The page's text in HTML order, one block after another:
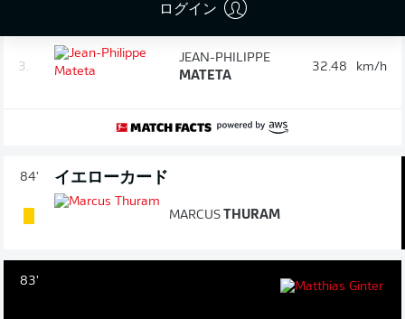
ログイン
JEREMIAH ST.
3.
JEAN-PHILIPPE
MATETA
32.48 km/h
84' イエローカード
MARCUS THURAM
83'